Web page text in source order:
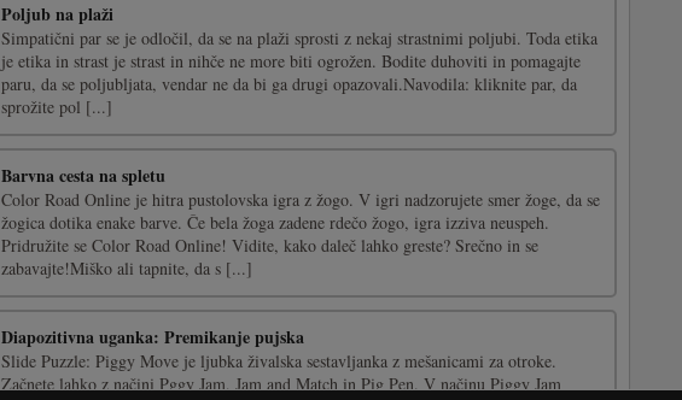
Poljub na plaži
Simpatični par se je odločil, da se na plaži sprosti z nekaj strastnimi poljubi. Toda etika
je etika in strast je strast in nihče ne more biti ogrožen. Bodite duhoviti in pomagajte
paru, da se poljubljata, vendar ne da bi ga drugi opazovali.Navodila: kliknite par, da
sprožite pol [...]
Barvna cesta na spletu
Color Road Online je hitra pustolovska igra z žogo. V igri nadzorujete smer žoge, da se
žogica dotika enake barve. Če bela žoga zadene rdečo žogo, igra izziva neuspeh.
Pridružite se Color Road Online! Vidite, kako daleč lahko greste? Srečno in se
zabavajte!Miško ali tapnite, da s [...]
Diapozitivna uganka: Premikanje pujska
Slide Puzzle: Piggy Move je ljubka živalska sestavljanka z mešanicami za otroke.
Začnete lahko z načini Pggy Jam, Jam and Match in Pig Pen. V načinu Piggy Jam